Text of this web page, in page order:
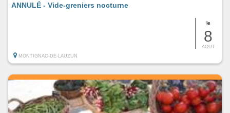
le
8
AOUT
ANNULÉ - Vide-greniers nocturne
MONTIGNAC-DE-LAUZUN